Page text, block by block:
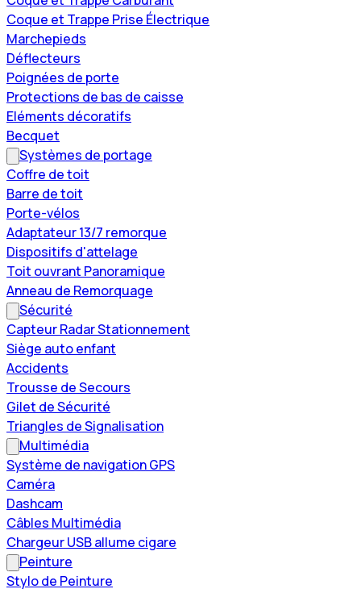
Coque et Trappe Prise Électrique
Marchepieds
Déflecteurs
Poignées de porte
Protections de bas de caisse
Eléments décoratifs
Becquet
Systèmes de portage
Coffre de toit
Barre de toit
Porte-vélos
Adaptateur 13/7 remorque
Dispositifs d'attelage
Toit ouvrant Panoramique
Anneau de Remorquage
Sécurité
Capteur Radar Stationnement
Siège auto enfant
Accidents
Trousse de Secours
Gilet de Sécurité
Triangles de Signalisation
Multimédia
Système de navigation GPS
Caméra
Dashcam
Câbles Multimédia
Chargeur USB allume cigare
Peinture
Stylo de Peinture